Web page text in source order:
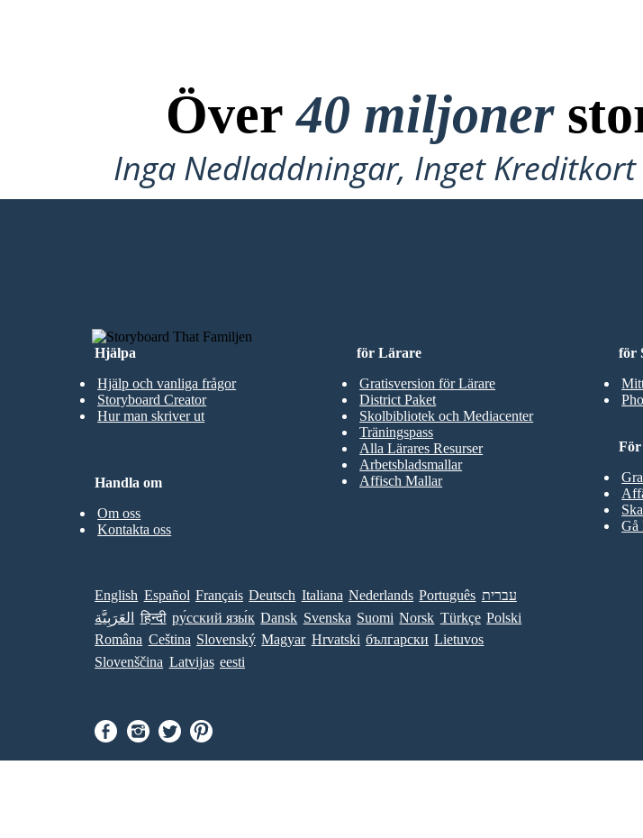
Över40 miljoner
Inga Nedladdningar, Inget
att
Hjälpa
Hjälp och vanliga frågor
Storyboard Creator
Hur man skriver ut
för
för Lärare
Gratisversion för Lärare
District Paket
Skolbibliotek och Mediacenter
Träningspass
Alla Lärares Resurser
Arbetsbladsmallar
Affisch Mallar
För
Gå
Handla om
Om oss
Kontakta oss
English Español Français Deutsch Italiana Nederlands Português עברית
العَرَبِيَّة
हिन्दी ру́сский язы́к Dansk Svenska Suomi Norsk Türkçe Polski
Româna Ceština Slovenský Magyar Hrvatski български Lietuvos
Slovenščina Latvijas eesti